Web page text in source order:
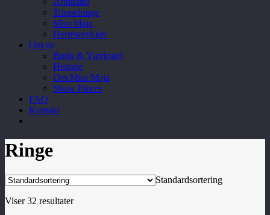
Trippelringe
Mira Maja
Herresmykker
Om os
Butik & Værksted
Historie
Om Mira Maja
Show Pieces
FAQ
Kontakt
Ringe
Standardsortering
Viser 32 resultater